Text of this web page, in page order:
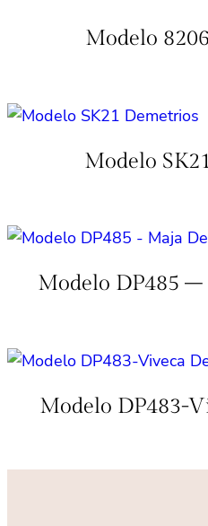
Modelo
Modelo
Modelo DP485
Modelo DP483-